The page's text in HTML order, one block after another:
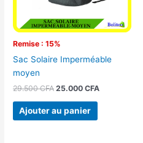
Remise : 15%
Sac Solaire Imperméable
moyen
29.500CFA 25.000CFA
Ajouter au panier